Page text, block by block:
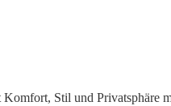
Stil und Privatsphäre